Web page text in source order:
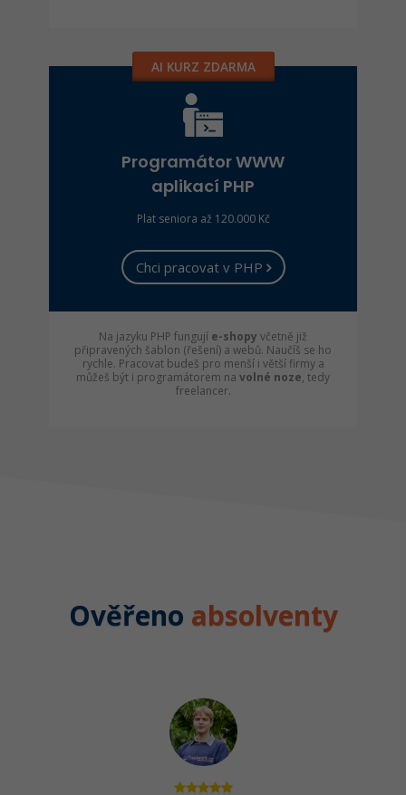
AI KURZ ZDARMA
Programátor WWW
aplikací PHP
Plat seniora až 120.000 Kč
Chci pracovat v PHP
Na jazyku PHP fungují e-shopy včetně již
připravených šablon (řešení) a webů. Naučíš se ho
rychle. Pracovat budeš pro menší i větší firmy a
můžeš být i programátorem na volné noze, tedy
freelancer.
Ověřeno absolventy